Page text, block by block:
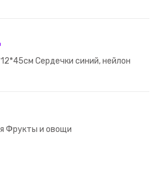
Сердечки синий, нейлон
Фрукты и овощи